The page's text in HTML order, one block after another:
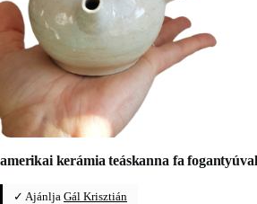
amerikai kerámia teáskanna fa
✓ Ajánlja Gál Krisztián